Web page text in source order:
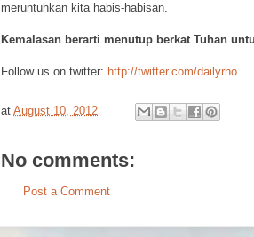
meruntuhkan kita habis-habisan.
Kemalasan berarti menutup berkat Tuhan
Follow us on twitter: http://twitter.com/dailyrho
at August 10, 2012
No comments:
Post a Comment